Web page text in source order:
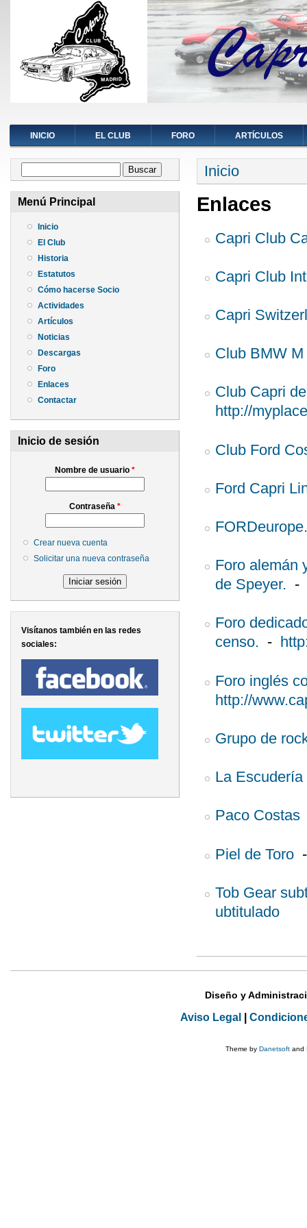
INICIO EL CLUB FORO ARTÍCULOS
Formulario de búsqueda
Menú Principal
Inicio
El Club
Historia
Estatutos
Cómo hacerse Socio
Actividades
Artículos
Noticias
Descargas
Foro
Enlaces
Contactar
Inicio de sesión
Nombre de usuario *
Contraseña *
Crear nueva cuenta
Solicitar una nueva contraseña
Visítanos también en las redes
sociales:
Se encuentra
Inicio
Enlaces
Capri Club
Capri Club
Capri
Club BMW M
Club Capri
http://
Club Ford
Ford Capri
Foro alemán
de Speyer. -
Foro
censo. -
Foro inglés
http://
Grupo de
La Escudería
Paco Costas
Piel de Toro
Tob Gear
ubtitulado
Diseño y
Aviso Legal
Theme by Danetsoft and